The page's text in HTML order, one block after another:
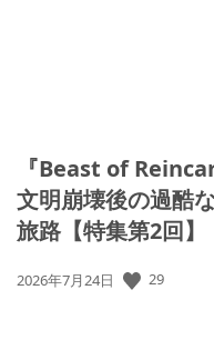
『Beast of
文明崩壊後の過酷
旅路【特集第2回】
公
2026年7月24日 29